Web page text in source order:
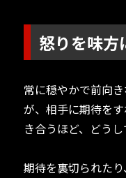
怒りを味方
常に穏やかで前向
が、相手に期待を
き合うほど、どう
期待を裏切られた